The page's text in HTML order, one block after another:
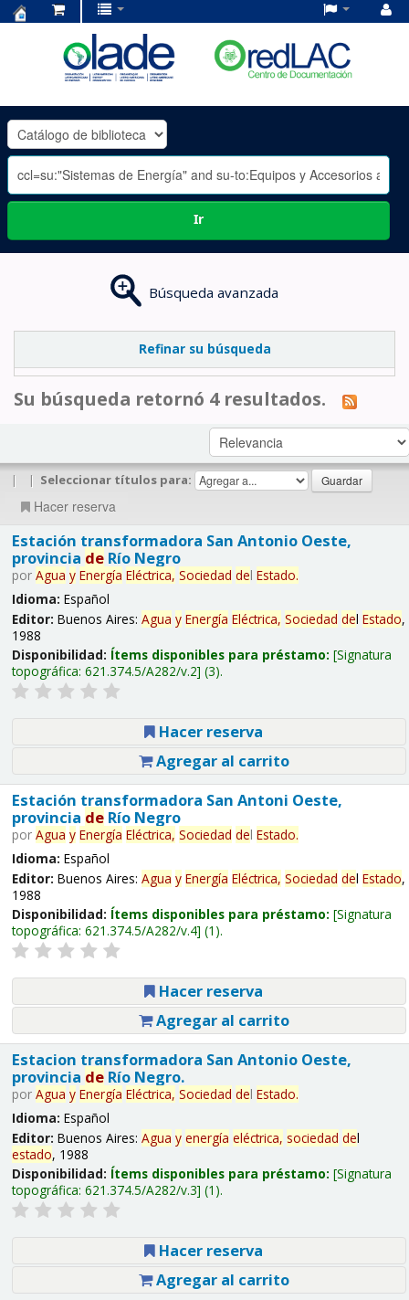
OLADE
-
Ir
Búsqueda avanzada
Refinar su búsqueda
Su búsqueda retornó 4 resultados.
| | Seleccionar títulos para:
Hacer reserva
Estación transformadora San Antonio Oeste,
provincia deRío Negro
por Agua y Energía Eléctrica, Sociedad del Estado.
Idioma: Español
Editor: Buenos Aires: Agua y Energía Eléctrica, Sociedad del Estado,
1988
Disponibilidad: Ítems disponibles para préstamo: Signatura
topográfica: 621.374.5/A282/v.2 (3).
Hacer reserva
Agregar al carrito
Estación transformadora San Antoni Oeste,
provincia deRío Negro
por Agua y Energía Eléctrica, Sociedad del Estado.
Idioma: Español
Editor: Buenos Aires: Agua y Energía Eléctrica, Sociedad del Estado,
1988
Disponibilidad: Ítems disponibles para préstamo: Signatura
topográfica: 621.374.5/A282/v.4 (1).
Hacer reserva
Agregar al carrito
Estacion transformadora San Antonio Oeste,
provincia deRío Negro.
por Agua y Energía Eléctrica, Sociedad del Estado.
Idioma: Español
Editor: Buenos Aires: Agua y energía eléctrica, sociedad del
estado, 1988
Disponibilidad: Ítems disponibles para préstamo: Signatura
topográfica: 621.374.5/A282/v.3 (1).
Hacer reserva
Agregar al carrito